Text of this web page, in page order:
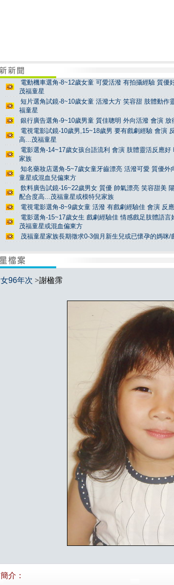
電動機車選角-8~12歲女童 可愛活潑 有拍攝經驗 質優
茂福童星
短片選角試鏡-8~10歲女童 活潑大方 笑容甜 肢體動作
福童星
銀行廣告選角-9~10歲男童 質佳聰明 外向活潑 會演
電視電影試鏡-10歲男,15~18歲男 要有戲劇經驗 會演
高...茂福童星
電影選角-14~17歲女孩台語流利 會演 肢體靈活反應
家族
知名藥妝店選角-5~7歲女童牙齒漂亮 活潑可愛 質優
童星或混血兒偏東方
飲料廣告試鏡-16~22歲男女 質優 帥氣漂亮 笑容甜美
配合度高...茂福童星或模特兒家族
電視電影選角-8~9歲女童 活潑 有戲劇經驗佳 會演 反
電影選角-15~17歲女生 戲劇經驗佳 情感戲足肢體語
茂福童星或混血偏東方
茂福童星家族長期徵求0-3個月新生兒或已懷孕的媽咪
女96年次 >謝楹霈
簡介：